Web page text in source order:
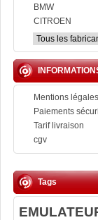
BMW
CITROEN
Mentions légales
Paiements
Tarif livraison
cgv
Tags